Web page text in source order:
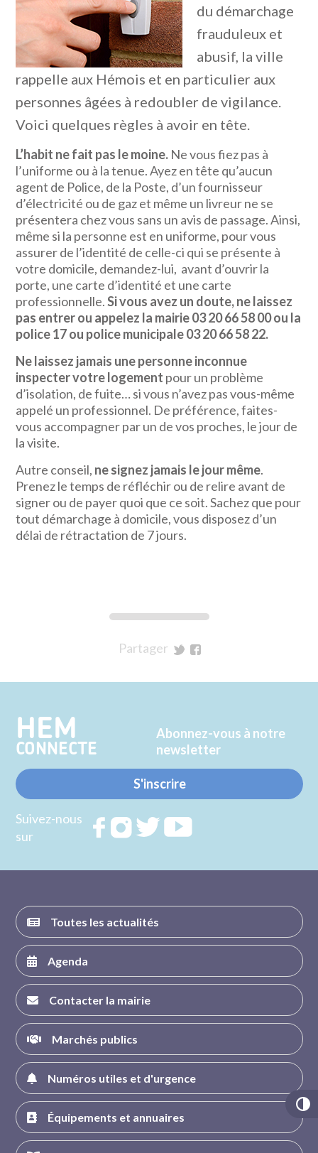
du démarchage
frauduleux et
abusif, la ville
rappelle aux Hémois et en particulier aux
personnes âgées à redoubler de vigilance.
Voici quelques règles à avoir en tête.
L’habit ne fait pas le moine. Ne vous fiez pas à
l’uniforme ou à la tenue. Ayez en tête qu’aucun
agent de Police, de la Poste, d’un fournisseur
d’électricité ou de gaz et même un livreur ne se
présentera chez vous sans un avis de passage. Ainsi,
même si la personne est en uniforme, pour vous
assurer de l’identité de celle-ci qui se présente à
votre domicile, demandez-lui, avant d’ouvrir la
porte, une carte d’identité et une carte
professionnelle.Si vous avez un doute, ne laissez
pas entrer ou appelez la mairie 03 20 66 58 00 ou la
police 17 ou police municipale 03 20 66 58 22.
Ne laissez jamais une personne inconnue
inspecter votre logement pour un problème
d’isolation, de fuite… si vous n’avez pas vous-même
appelé un professionnel. De préférence, faites-
vous accompagner par un de vos proches, le jour de
la visite.
Autre conseil, ne signez jamais le jour même.
Prenez le temps de réfléchir ou de relire avant de
signer ou de payer quoi que ce soit. Sachez que pour
tout démarchage à domicile, vous disposez d’un
délai de rétractation de 7 jours.
Partager
Twitter
Facebook
HEM
CONNECTE
Abonnez-vous à notre
newsletter
S'inscrire
Suivez-nous
sur
RejoignezRejoignezRejoignez
Toutes les actualités
Agenda
Contacter la mairie
Marchés publics
Numéros utiles et d'urgence
Équipements et annuaires